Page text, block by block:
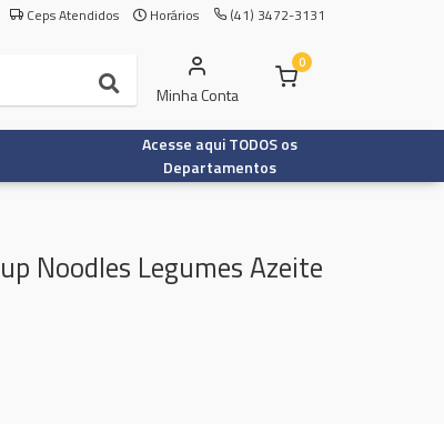
Ceps Atendidos Horários (41) 3472-3131
Minha Conta
0
Acesse aqui TODOS os
Departamentos
Noodles Legumes Azeite